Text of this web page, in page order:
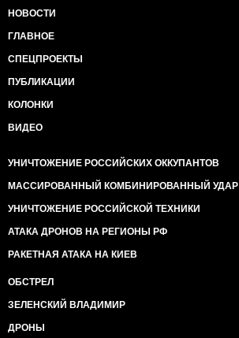
НОВОСТИ
ГЛАВНОЕ
СПЕЦПРОЕКТЫ
ПУБЛИКАЦИИ
КОЛОНКИ
ВИДЕО
УНИЧТОЖЕНИЕ РОССИЙСКИХ ОККУПАНТОВ
МАССИРОВАННЫЙ КОМБИНИРОВАННЫЙ УДАР
УНИЧТОЖЕНИЕ РОССИЙСКОЙ ТЕХНИКИ
АТАКА ДРОНОВ НА РЕГИОНЫ РФ
РАКЕТНАЯ АТАКА НА КИЕВ
ОБСТРЕЛ
ЗЕЛЕНСКИЙ ВЛАДИМИР
ДРОНЫ